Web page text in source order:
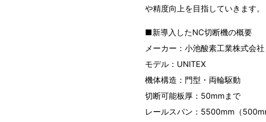
や精度向上を目指していきます。
■新導入したNC切断機の概要
メーカー：小池酸素工業株式会社
モデル：UNITEX
機体構造：門型・両輪駆動
切断可能板厚：50mmまで
レールスパン：5500mm（